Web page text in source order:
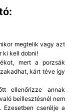
megtelik vagy azt
ki kell dobni!
mert a porzsák
kárt téve így
ellenőrizze annak
beillesztésnél nem
cserélje a